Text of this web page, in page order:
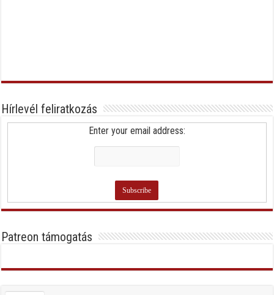
Hírlevél feliratkozás
Enter your email address:
Patreon támogatás